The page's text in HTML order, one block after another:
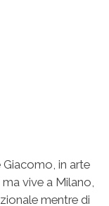
Giacomo, in arte
ma vive a Milano,
mentre di